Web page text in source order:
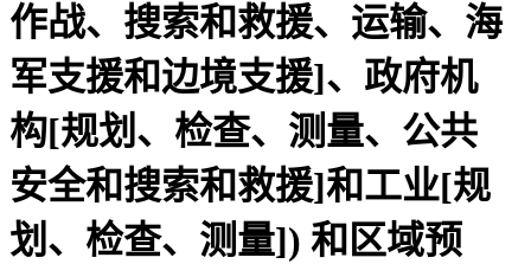
作战、搜索和救援、运输、海
军支援和边境支援]、政府机
构[规划、检查、测量、公共
安全和搜索和救援]和工业[规
划、检查、测量]) 和区域预